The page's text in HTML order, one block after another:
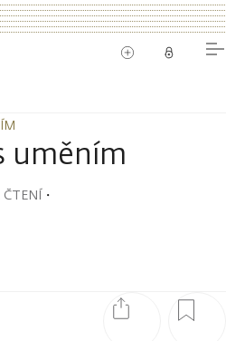
uměním
・